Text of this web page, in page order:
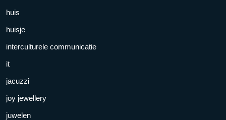
huis
huisje
interculturele communicatie
it
jacuzzi
joy jewellery
juwelen